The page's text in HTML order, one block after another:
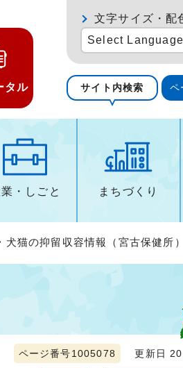
タル
文字サイズ・配
Select Language
サイト内検索 ペ
・しごと まちづくり
犬猫の抑留収容情報（宮古保健所）
ページ番号1005078 更新日